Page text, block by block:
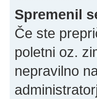
Spremenil
Če ste
poletni oz.
nepravilno